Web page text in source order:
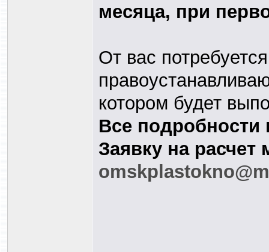
месяца, при
От вас
котором будет
Все подробности
Заявку на